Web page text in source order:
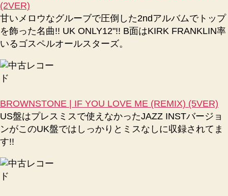
(2VER)
甘いメロウなグルーブで圧倒した2ndアルバムでトップ
を飾った名曲!! UK ONLY12"!! B面はKIRK FRANKLIN率
いるゴスペルオールスターズ。
BROWNSTONE | IF YOU LOVE ME (REMIX) (5VER)
US盤はプレスミスで使えなかったJAZZ INSTバージョ
ンがこのUK盤ではしっかりとミスなしに収録されてま
す!!